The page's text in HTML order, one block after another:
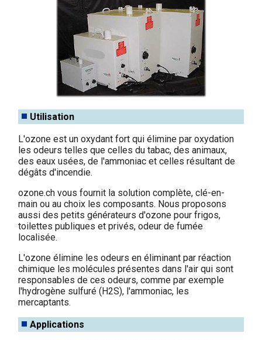
Utilisation
L'ozone est un oxydant fort qui élimine par oxydation
les odeurs telles que celles du tabac, des animaux,
des eaux usées, de l'ammoniac et celles résultant de
dégâts d'incendie.
ozone.ch vous fournit la solution complète, clé-en-
main ou au choix les composants. Nous proposons
aussi des petits générateurs d'ozone pour frigos,
toilettes publiques et privés, odeur de fumée
localisée.
L'ozone élimine les odeurs en éliminant par réaction
chimique les molécules présentes dans l'air qui sont
responsables de ces odeurs, comme par exemple
l'hydrogène sulfuré (H2S), l'ammoniac, les
mercaptants.
Applications